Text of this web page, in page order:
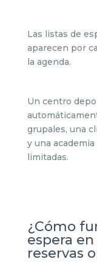
Las listas de
aparecen por
la agenda.
Un centro
grupales, una
y una
limitadas.
¿Cómo
espera
reservas